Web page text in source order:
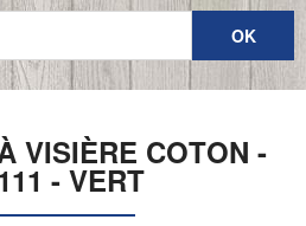
VISIÈRE COTON -
- VERT